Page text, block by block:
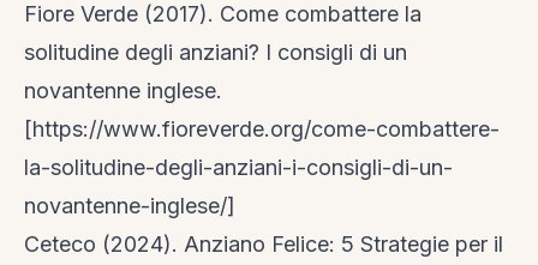
Fiore Verde (2017). Come combattere la
solitudine degli anziani? I consigli di un
novantenne inglese.
[https://www.fioreverde.org/come-combattere-
la-solitudine-degli-anziani-i-consigli-di-un-
novantenne-inglese/]
Ceteco (2024). Anziano Felice: 5 Strategie per il